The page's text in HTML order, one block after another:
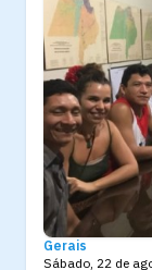
Gerais
Sábado, 22 de